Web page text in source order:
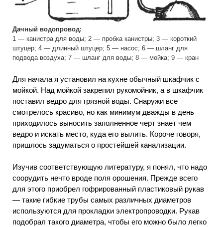
Дачный водопровод:
1 — канистра для воды; 2 — пробка канистры; 3 — короткий
штуцер; 4 — длинный штуцер; 5 — насос; 6 — шланг для
подвода воздуха; 7 — шланг для воды; 8 — мойка; 9 — кран
Для начала я установил на кухне обычный шкафчик с
мойкой. Над мойкой закрепил рукомойник, а в шкафчик
поставил ведро для грязной воды. Снаружи все
смотрелось красиво, но как минимум дважды в день
приходилось выносить заполненное черт знает чем
ведро и искать место, куда его вылить. Короче говоря,
пришлось задуматься о простейшей канализации.
Изучив соответствующую литературу, я понял, что надо
соорудить нечто вроде поля орошения. Прежде всего
для этого приобрел гофрированный пластиковый рукав
— такие гибкие трубы самых различных диаметров
используются для прокладки электропроводки. Рукав
подобрал такого диаметра, чтобы его можно было легко